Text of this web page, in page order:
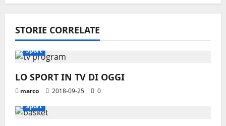
a
z
i
o
STORIE CORRELATE
Sport
LO SPORT IN TV DI OGGI
marco 2018-09-25
0
Sport